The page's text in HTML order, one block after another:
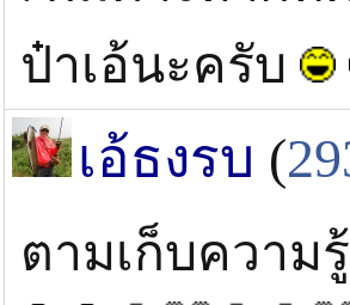
ป๋าเอ้นะครับ
เอ้ธงรบ (
ตามเก็บความ